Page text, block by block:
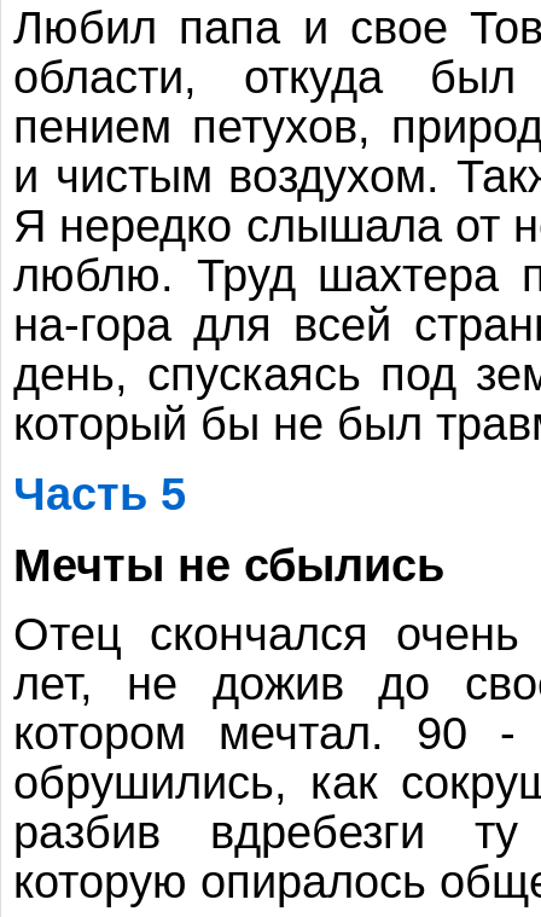
Любил папа и свое
области, откуда
пением петухов,
и чистым воздухом.
Я нередко слышала от
люблю. Труд шахтера
на-гора для всей
день, спускаясь под
который бы не был
Часть 5
Мечты не сбылись
Отец скончался
лет, не дожив до
котором мечтал. 90
обрушились, как
разбив вдребезги
которую опиралось